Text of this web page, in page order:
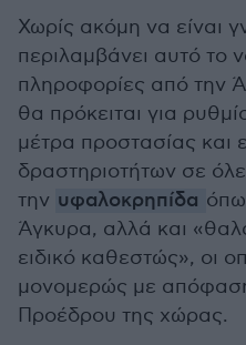
Χωρίς ακόμη να είναι
περιλαμβάνει αυτό το
πληροφορίες από την
θα πρόκειται για
μέτρα προστασίας και
δραστηριοτήτων σε
την υφαλοκρηπίδα
Άγκυρα, αλλά και
ειδικό καθεστώς», οι
μονομερώς με απόφαση
Προέδρου της χώρας.